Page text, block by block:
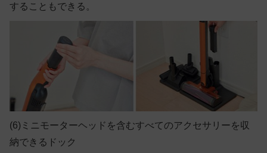
することもできる。
(6)ミニモーターヘッドを含むすべてのアクセサリーを収
納できるドック